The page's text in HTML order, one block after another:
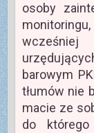
osoby
barowym
tłumów nie
macie ze
do